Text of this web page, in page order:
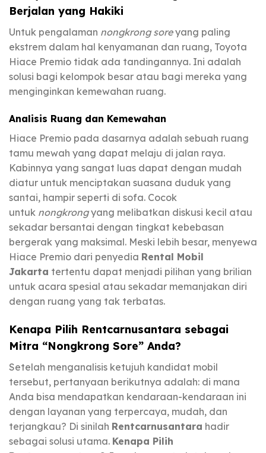
Berjalan yang Hakiki
Untuk pengalaman nongkrong soreyang paling
ekstrem dalam hal kenyamanan dan ruang, Toyota
Hiace Premio tidak ada tandingannya. Ini adalah
solusi bagi kelompok besar atau bagi mereka yang
menginginkan kemewahan ruang.
Analisis Ruang dan Kemewahan
Hiace Premio pada dasarnya adalah sebuah ruang
tamu mewah yang dapat melaju di jalan raya.
Kabinnya yang sangat luas dapat dengan mudah
diatur untuk menciptakan suasana duduk yang
santai, hampir seperti di sofa. Cocok
untuk nongkrongyang melibatkan diskusi kecil atau
sekadar bersantai dengan tingkat kebebasan
bergerak yang maksimal. Meski lebih besar, menyewa
Hiace Premio dari penyedia Rental Mobil
Jakarta tertentu dapat menjadi pilihan yang brilian
untuk acara spesial atau sekadar memanjakan diri
dengan ruang yang tak terbatas.
Kenapa Pilih Rentcarnusantara sebagai
Mitra “Nongkrong Sore” Anda?
Setelah menganalisis ketujuh kandidat mobil
tersebut, pertanyaan berikutnya adalah: di mana
Anda bisa mendapatkan kendaraan-kendaraan ini
dengan layanan yang terpercaya, mudah, dan
terjangkau? Di sinilah Rentcarnusantara hadir
sebagai solusi utama. Kenapa Pilih